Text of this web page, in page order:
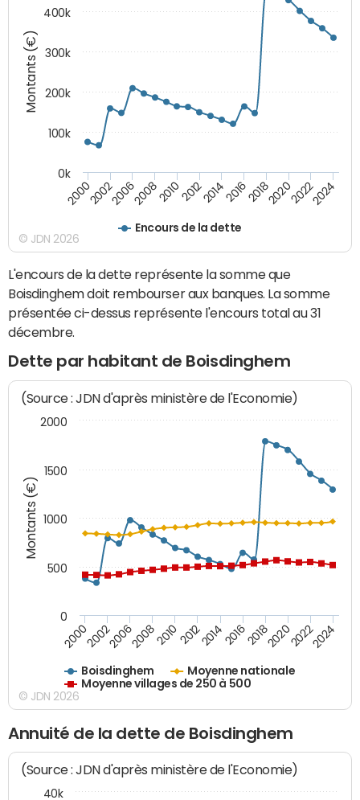
Montants (€)
Encours de la dette
200020022006200820102012201420162018202020222024
0k
100k
200k
300k
400k
© JDN 2026
L'encours de la dette représente la somme que
Boisdinghem doit rembourser aux banques. La somme
présentée ci-dessus représente l'encours total au 31
décembre.
Dette par habitant de Boisdinghem
Montants (€)
(Source : JDN d'après ministère de l'Economie)
Boisdinghem
Moyenne nationale
Moyenne villages de 250 à 500
200020022006200820102012201420162018202020222024
0
500
1000
1500
2000
© JDN 2026
Annuité de la dette de Boisdinghem
(Source : JDN d'après ministère de l'Economie)
40k